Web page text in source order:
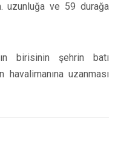
uzunluğa ve 59 durağa
birisinin şehrin batı
uzanması